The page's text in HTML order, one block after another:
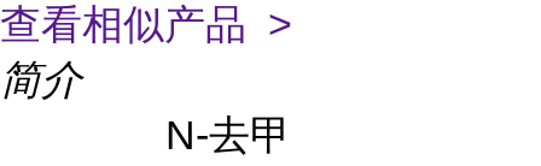
查看相似产品 >
简介
N-去甲